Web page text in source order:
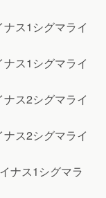
ス1シグマライ
ス1シグマライ
ス2シグマライ
ス2シグマライ
ナス1シグマラ